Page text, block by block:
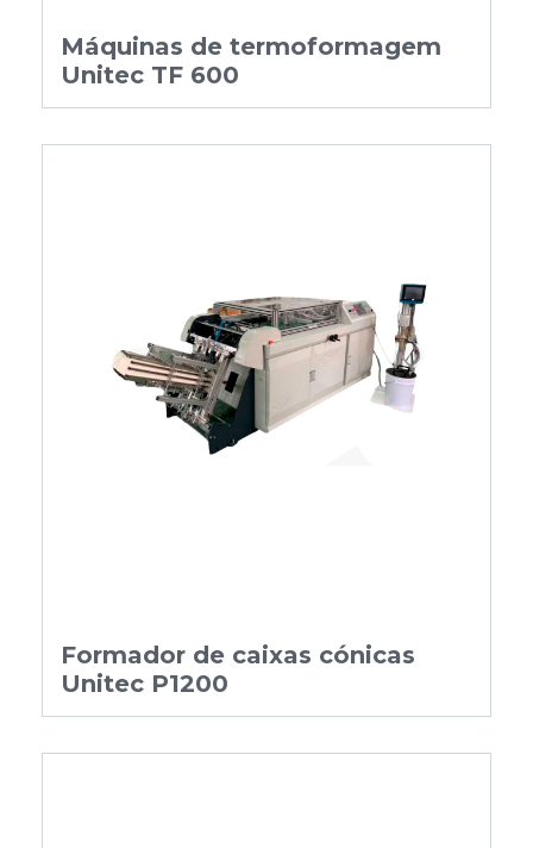
Máquinas de termoformagem
Unitec TF 600
Formador de caixas cónicas
Unitec P1200